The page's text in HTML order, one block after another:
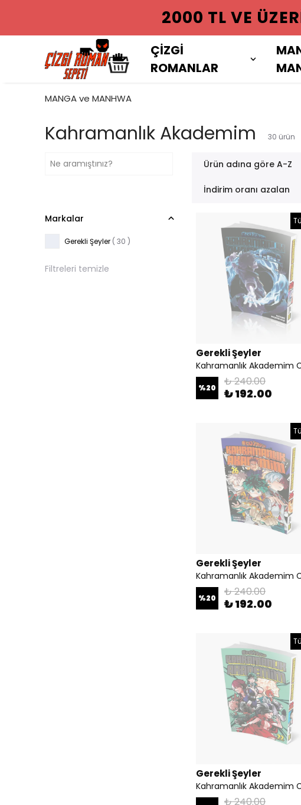
2000 TL VE
ÇİZGİ
ROMANLAR
MANGA ve MANHWA
Kahramanlık Akademim 30 ürün
Ürün adına göre A-Z
İndirim oranı azalan
Markalar
Gerekli Şeyler ( 30 )
Filtreleri temizle
Gerekli Şeyler
Kahramanlık Akademim
%20 ₺ 240.00
₺ 192.00
Gerekli Şeyler
Kahramanlık Akademim
%20 ₺ 240.00
₺ 192.00
Gerekli Şeyler
Kahramanlık Akademim
₺ 240.00